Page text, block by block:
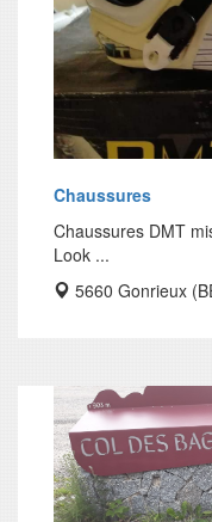
Chaussures
Chaussures DMT
Look ...
5660 Gonrieux